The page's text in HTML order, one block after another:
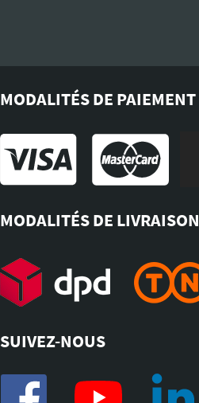
MODALITÉS DE PAIEMENT
MODALITÉS DE LIVRAISON
SUIVEZ-NOUS